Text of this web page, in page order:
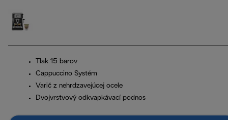
Tlak 15 barov
Cappuccino Systém
Varič z nehrdzavejúcej ocele
Dvojvrstvový odkvapkávací podnos